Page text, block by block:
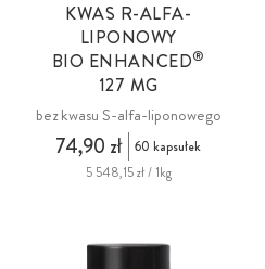
KWAS R-ALFA-
LIPONOWY
BIO ENHANCED®
127 MG
bez kwasu S-alfa-liponowego
74,90 zł
60 kapsułek
5 548,15 zł / 1kg